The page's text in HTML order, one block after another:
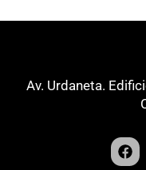
Av. Urdaneta.